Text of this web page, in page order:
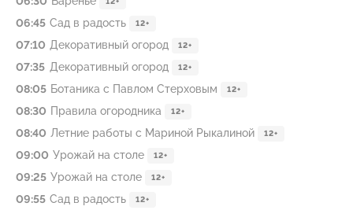
06:45 Сад в радость 12+
07:10 Декоративный огород 12+
07:35 Декоративный огород 12+
08:05 Ботаника с Павлом Стерховым 12+
08:30 Правила огородника 12+
08:40 Летние работы с Мариной Рыкалиной 12+
09:00 Урожай на столе 12+
09:25 Урожай на столе 12+
09:55 Сад в радость 12+